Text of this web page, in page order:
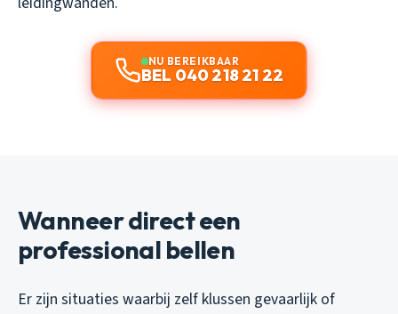
NU BEREIKBAAR
BEL 040 218 21 22
Wanneer direct een
professional bellen
Er zijn situaties waarbij zelf klussen gevaarlijk of